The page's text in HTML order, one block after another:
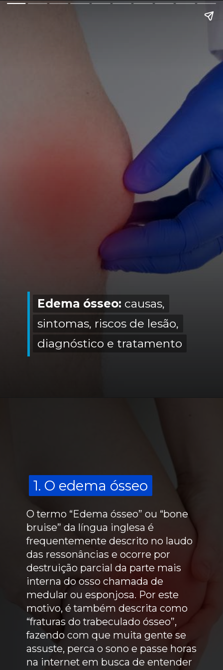
Edema ósseo: causas,
sintomas, riscos de lesão,
diagnóstico e tratamento
Edema ósseo: causas,
sintomas, riscos de lesão,
diagnóstico e tratamento
O termo “Edema ósseo” ou “bone
bruise” da língua inglesa é
frequentemente descrito no laudo
das ressonâncias e ocorre por
destruição parcial da parte mais
interna do osso chamada de
medular ou esponjosa. Por este
motivo, é também descrita como
“fraturas do trabeculado ósseo”,
fazendo com que muita gente se
assuste, perca o sono e passe horas
na internet em busca de entender
1. O edema ósseo
1. O edema ósseo